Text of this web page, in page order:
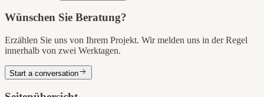
Wünschen Sie Beratung?
Erzählen Sie uns von Ihrem Projekt. Wir melden uns in der Regel
innerhalb von zwei Werktagen.
Start a conversation